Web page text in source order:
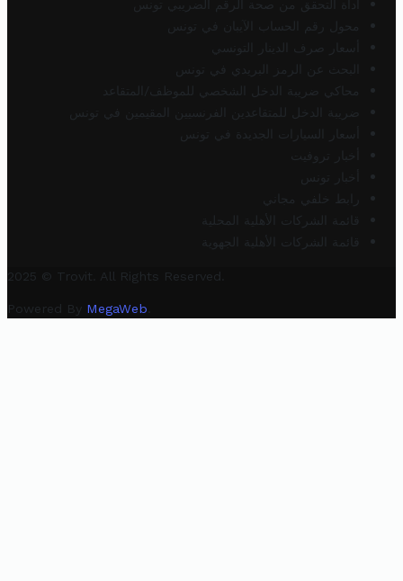
أداة التحقق من صحة الرقم الضريبي تونس
محول رقم الحساب الآيبان في تونس
أسعار صرف الدينار التونسي
البحث عن الرمز البريدي في تونس
محاكي ضريبة الدخل الشخصي للموظف/المتقاعد
ضريبة الدخل للمتقاعدين الفرنسيين المقيمين في تونس
أسعار السيارات الجديدة في تونس
أخبار تروفيت
أخبار تونس
رابط خلفي مجاني
قائمة الشركات الأهلية المحلية
قائمة الشركات الأهلية الجهوية
2025 © Trovit. All Rights Reserved.
Powered By MegaWeb